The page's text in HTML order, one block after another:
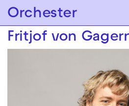
Zur Hauptnavigation springen
Zum Hauptinhalt springen
Orchester
Fritjof von